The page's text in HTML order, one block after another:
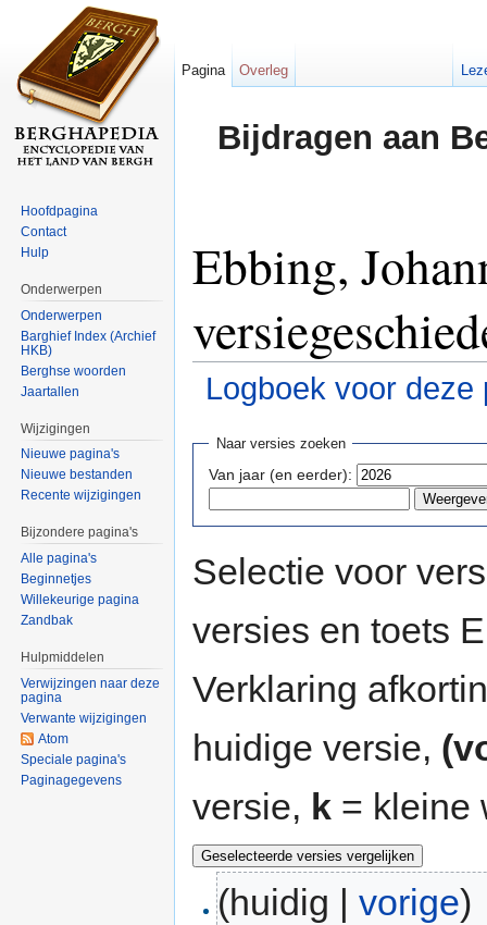
Bijdragen aan
Ebbing,
Logboek voor deze
Naar versies zoeken
Van jaar (en eerder):
Selectie voor
versies en toets
Verklaring
huidige versie,
versie, k = kleine
(huidig |vorige)
Pagina Overleg
Hoofdpagina
Contact
Hulp
Onderwerpen
Onderwerpen
Barghief Index (Archief
HKB)
Berghse woorden
Jaartallen
Wijzigingen
Nieuwe pagina's
Nieuwe bestanden
Recente wijzigingen
Bijzondere pagina's
Alle pagina's
Beginnetjes
Willekeurige pagina
Zandbak
Hulpmiddelen
Verwijzingen naar deze
pagina
Verwante wijzigingen
Atom
Speciale pagina's
Paginagegevens